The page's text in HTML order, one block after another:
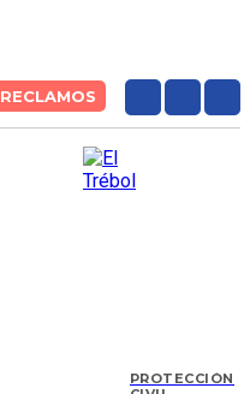
RECLAMOS
PROTECCIÓN